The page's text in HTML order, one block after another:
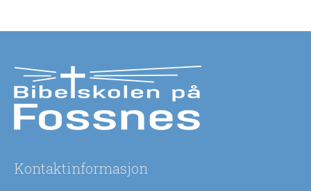
Kontaktinformasjon